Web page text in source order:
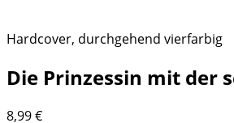
Hardcover, durchgehend vierfarbig
Die Prinzessin mit der
8,99€